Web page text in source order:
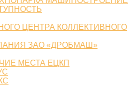
ЦЕНТРА КОЛЛЕКТИВНОГО
ЗАО «ДРОБМАШ»
МЕСТА ЕЦКП